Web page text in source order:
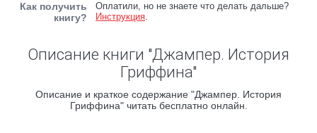
Как получить
книгу?
Оплатили, но не знаете что делать дальше?
Инструкция.
Описание книги "Джампер. История
Гриффина"
Описание и краткое содержание "Джампер. История
Гриффина" читать бесплатно онлайн.